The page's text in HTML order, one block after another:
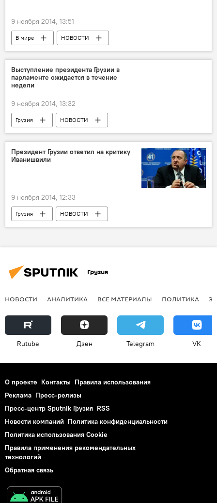
9 ноября 2014, 13:51
В мире
НОВОСТИ
Каталония - путь к независимости
Выступление президента Грузии в
парламенте ожидается в течение
недели
9 ноября 2014, 13:32
Грузия НОВОСТИ
Президент Грузии ответил на критику
Иванишвили
9 ноября 2014, 12:33
Грузия НОВОСТИ
Грузия
НОВОСТИ АНАЛИТИКА ВСЕ МАТЕРИАЛЫ ПОЛИТИКА
Rutube Дзен Telegram VK
О проекте Контакты Правила использования
Реклама Пресс-релизы
Пресс-центр Sputnik Грузия RSS
Новости компаний Политика конфиденциальности
Политика использования Cookie
Правила применения рекомендательных
технологий
Обратная связь